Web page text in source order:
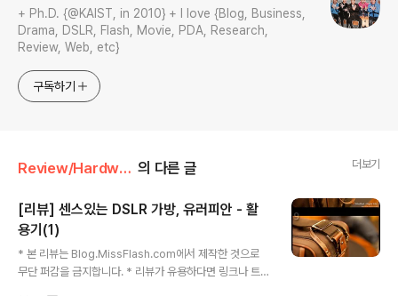
+ Ph.D. {@KAIST, in 2010} + I love {Blog, Business,
Drama, DSLR, Flash, Movie, PDA, Research,
Review, Web, etc}
구독하기
Review/Hardware 의 다른 글 더보기
[리뷰] 센스있는 DSLR 가방, 유러피안 - 활
용기(1)
* 본 리뷰는 Blog.MissFlash.com에서 제작한 것으로
무단 퍼감을 금지합니다. * 리뷰가 유용하다면 링크나 트랙